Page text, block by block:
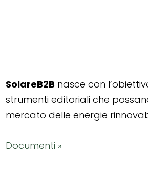
SolareB2B nasce con
strumenti editoriali che
mercato delle energie
Documenti »